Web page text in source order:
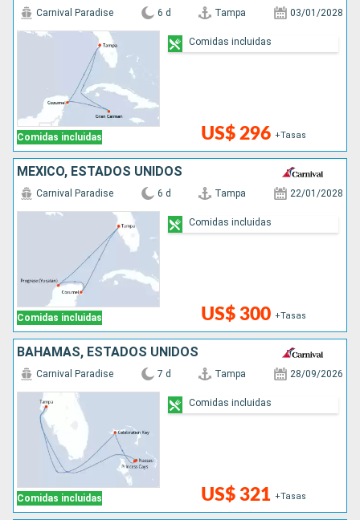
Comidas incluidas
Carnival Paradise 6 d Tampa 03/01/2028
US$ 296 +Tasas
Comidas incluidas
MÉXICO, ESTADOS UNIDOS
Comidas incluidas
Carnival Paradise 6 d Tampa 22/01/2028
US$ 300 +Tasas
Comidas incluidas
BAHAMAS, ESTADOS UNIDOS
Comidas incluidas
Carnival Paradise 7 d Tampa 28/09/2026
US$ 321 +Tasas
Comidas incluidas